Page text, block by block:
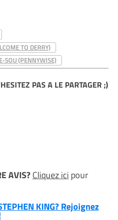
TO DERRY)
SOU (PENNYWISE)
PAS A LE PARTAGER ;)
AVIS?Cliquez ici pour
KING? Rejoignez